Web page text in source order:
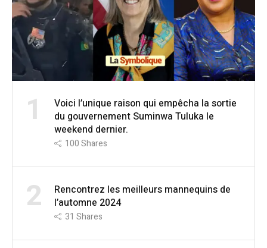
1
Voici l’unique raison qui empêcha la sortie
du gouvernement Suminwa Tuluka le
weekend dernier.
100Shares
2
Rencontrez les meilleurs mannequins de
l’automne 2024
31 Shares